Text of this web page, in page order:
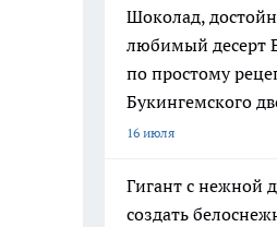
Шоколад,
любимый десерт
по простому
Букингемского
16 июля
Гигант с нежной
создать